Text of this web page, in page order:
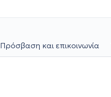
Πρόσβαση και επικοινωνία